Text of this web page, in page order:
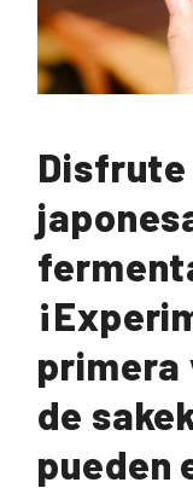
primera
de
pueden